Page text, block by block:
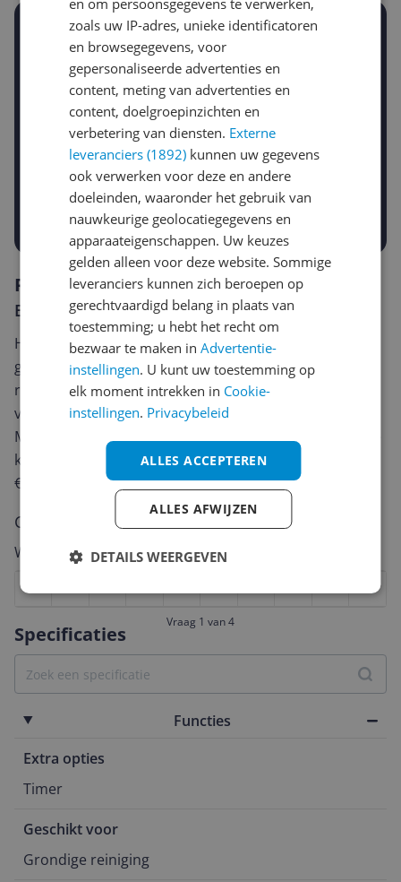
Stel een alert in en mis geen prijsdaling
Krijg een seintje zodra de prijs zakt
Jouw e-mailadres
Gewenste daling of bedrag
-10% -15%
Gewenste prijs
€
Prijsalert aanzetten
Specificaties
Functies
Extra opties
Timer
Geschikt voor
Grondige reiniging
Reviews
Er zijn nog geen reviews geschreven
Heb jij dit product in bezit en wil je graag je mening
geven? Start dan hieronder met het schrijven van je
review. Afhankelijk van de details duurt het schrijven
van een review gemiddeld tussen de 3 en 10 minuten.
Met jouw mening help je andere bezoekers een betere
keuze te maken én maak je iedere maand kans op
€250,-!
Klik hier voor de actievoorwaarden.
Cijfer
Welk cijfer geef jij dit product?
10
Vraag 1 van 4
zoals uw IP-adres, unieke identificatoren
en browsegegevens, voor
gepersonaliseerde advertenties en
content, meting van advertenties en
content, doelgroepinzichten en
verbetering van diensten. Externe
leveranciers (1892) kunnen uw gegevens
ook verwerken voor deze en andere
doeleinden, waaronder het gebruik van
nauwkeurige geolocatiegegevens en
apparaateigenschappen. Uw keuzes
gelden alleen voor deze website. Sommige
leveranciers kunnen zich beroepen op
gerechtvaardigd belang in plaats van
toestemming; u hebt het recht om
bezwaar te maken inAdvertentie-
instellingen. U kunt uw toestemming op
elk moment intrekken in Cookie-
instellingen. Privacybeleid
ALLES ACCEPTEREN
ALLES AFWIJZEN
DETAILS WEERGEVEN